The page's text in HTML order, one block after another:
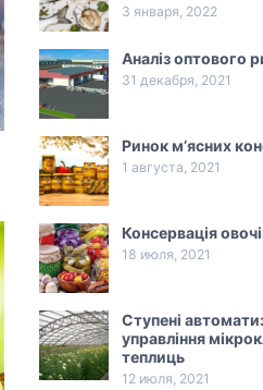
3 января, 2022
Аналіз оптового
31 декабря, 2021
Ринок м’ясних
1 августа, 2021
Консервація
18 июля, 2021
Ступені
управління
теплиць
12 июля, 2021